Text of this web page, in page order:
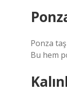
Ponza
Bu hem